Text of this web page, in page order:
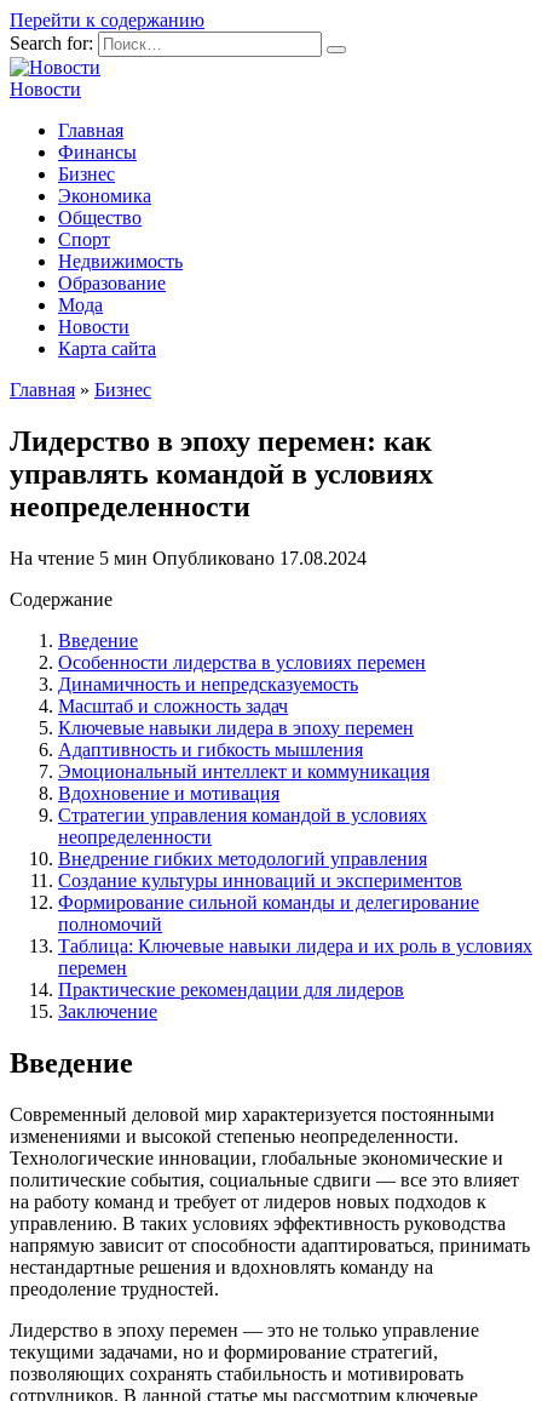
Перейти к содержанию
Search for:
Новости
Главная
Финансы
Бизнес
Экономика
Общество
Спорт
Недвижимость
Образование
Мода
Новости
Карта сайта
Главная » Бизнес
Лидерство в эпоху перемен: как
управлять командой в условиях
неопределенности
На чтение 5 мин Опубликовано 17.08.2024
Содержание
Введение
Особенности лидерства в условиях перемен
Динамичность и непредсказуемость
Масштаб и сложность задач
Ключевые навыки лидера в эпоху перемен
Адаптивность и гибкость мышления
Эмоциональный интеллект и коммуникация
Вдохновение и мотивация
Стратегии управления командой в условиях
неопределенности
Внедрение гибких методологий управления
Создание культуры инноваций и экспериментов
Формирование сильной команды и делегирование
полномочий
Таблица: Ключевые навыки лидера и их роль в условиях
перемен
Практические рекомендации для лидеров
Заключение
Введение
Современный деловой мир характеризуется постоянными
изменениями и высокой степенью неопределенности.
Технологические инновации, глобальные экономические и
политические события, социальные сдвиги — все это влияет
на работу команд и требует от лидеров новых подходов к
управлению. В таких условиях эффективность руководства
напрямую зависит от способности адаптироваться, принимать
нестандартные решения и вдохновлять команду на
преодоление трудностей.
Лидерство в эпоху перемен — это не только управление
текущими задачами, но и формирование стратегий,
позволяющих сохранять стабильность и мотивировать
сотрудников. В данной статье мы рассмотрим ключевые